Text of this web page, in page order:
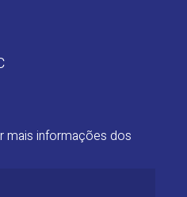
mais informações dos